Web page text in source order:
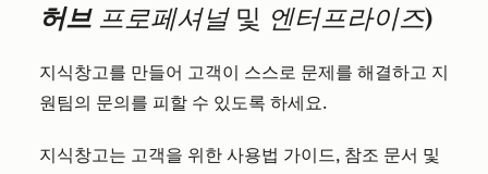
허브프로페셔널및 엔터프라이즈)
지식창고를 만들어 고객이 스스로 문제를 해결하고 지
원팀의 문의를 피할 수 있도록 하세요.
지식창고는 고객을 위한 사용법 가이드, 참조 문서 및